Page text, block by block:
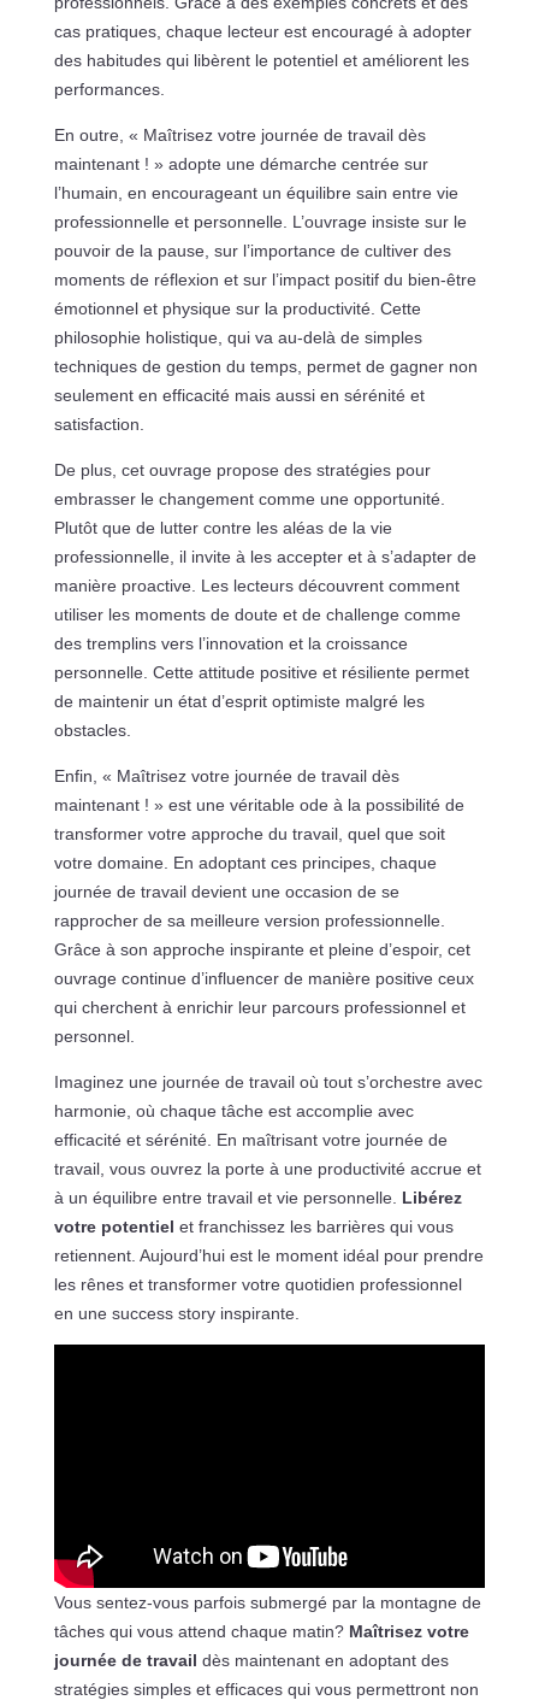
cas pratiques, chaque lecteur est encouragé à adopter
des habitudes qui libèrent le potentiel et améliorent les
performances.
En outre, « Maîtrisez votre journée de travail dès
maintenant ! » adopte une démarche centrée sur
l’humain, en encourageant un équilibre sain entre vie
professionnelle et personnelle. L’ouvrage insiste sur le
pouvoir de la pause, sur l’importance de cultiver des
moments de réflexion et sur l’impact positif du bien-être
émotionnel et physique sur la productivité. Cette
philosophie holistique, qui va au-delà de simples
techniques de gestion du temps, permet de gagner non
seulement en efficacité mais aussi en sérénité et
satisfaction.
De plus, cet ouvrage propose des stratégies pour
embrasser le changement comme une opportunité.
Plutôt que de lutter contre les aléas de la vie
professionnelle, il invite à les accepter et à s’adapter de
manière proactive. Les lecteurs découvrent comment
utiliser les moments de doute et de challenge comme
des tremplins vers l’innovation et la croissance
personnelle. Cette attitude positive et résiliente permet
de maintenir un état d’esprit optimiste malgré les
obstacles.
Enfin, « Maîtrisez votre journée de travail dès
maintenant ! » est une véritable ode à la possibilité de
transformer votre approche du travail, quel que soit
votre domaine. En adoptant ces principes, chaque
journée de travail devient une occasion de se
rapprocher de sa meilleure version professionnelle.
Grâce à son approche inspirante et pleine d’espoir, cet
ouvrage continue d’influencer de manière positive ceux
qui cherchent à enrichir leur parcours professionnel et
personnel.
Imaginez une journée de travail où tout s’orchestre avec
harmonie, où chaque tâche est accomplie avec
efficacité et sérénité. En maîtrisant votre journée de
travail, vous ouvrez la porte à une productivité accrue et
à un équilibre entre travail et vie personnelle. Libérez
votre potentiel et franchissez les barrières qui vous
retiennent. Aujourd’hui est le moment idéal pour prendre
les rênes et transformer votre quotidien professionnel
en une success story inspirante.
Vous sentez-vous parfois submergé par la montagne de
tâches qui vous attend chaque matin? Maîtrisez votre
journée de travail dès maintenant en adoptant des
stratégies simples et efficaces qui vous permettront non